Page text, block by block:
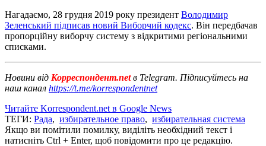
Нагадаємо, 28 грудня 2019 року президент Володимир
Зеленський підписав новий Виборчий кодекс. Він передбачав
пропорційну виборчу систему з відкритими регіональними
списками.
Новини від Корреспондент.netв Telegram. Підписуйтесь на
наш канал https://t.me/korrespondentnet
Читайте Korrespondent.net в Google News
ТЕГИ: Рада, избирательное право, избирательная система
Якщо ви помітили помилку, виділіть необхідний текст і
натисніть Ctrl + Enter, щоб повідомити про це редакцію.